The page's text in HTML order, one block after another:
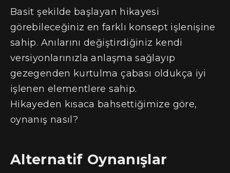
Basit şekilde başlayan hikayesi
görebileceğiniz en farklı konsept işlenişine
sahip. Anılarını değiştirdiğiniz kendi
versiyonlarınızla anlaşma sağlayıp
gezegenden kurtulma çabası oldukça iyi
işlenen elementlere sahip.
Hikayeden kısaca bahsettiğimize göre,
oynanış nasıl?
Alternatif Oynanışlar